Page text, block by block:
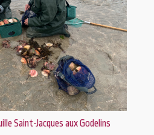
Saint-Jacques aux Godelins